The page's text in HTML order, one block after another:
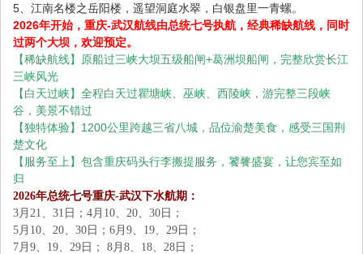
5、江南名楼之岳阳楼，遥望洞庭水翠，白银盘里一青螺。
2026年开始，重庆-武汉航线由总统七号执航，经典稀缺航线，同时
过两个大坝，欢迎预定。
【稀缺航线】原船过三峡大坝五级船闸+葛洲坝船闸，完整欣赏长江
三峡风光
【白天过峡】全程白天过瞿塘峡、巫峡、西陵峡，游完整三段峡
谷，美景不错过
【独特体验】1200公里跨越三省八城，品位渝楚美食，感受三国荆
楚文化
【服务至上】包含重庆码头行李搬提服务，饕餮盛宴，让您宾至如
归
2026年总统七号重庆-武汉下水航期：
3月21、31日；4月10、20、30日；
5月10、20、30日；6月9、19、29日；
7月9、19、29日； 8月8、18、28日；